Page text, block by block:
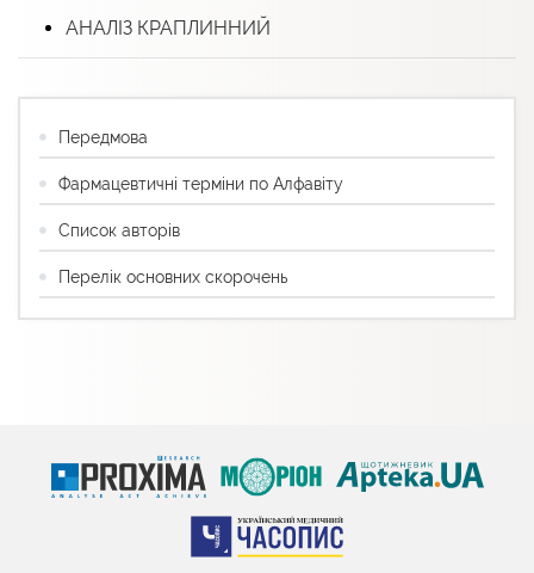
АНАЛІЗ КРАПЛИННИЙ
Передмова
Фармацевтичні терміни по Алфавіту
Список авторів
Перелік основних скорочень